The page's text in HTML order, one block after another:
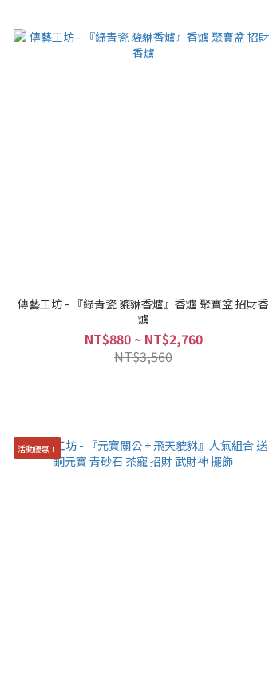
傳藝工坊 - 『綠青瓷 貔貅香爐』香爐 聚寶盆 招財香
爐
NT$880 ~ NT$2,760
NT$3,560
活動優惠！